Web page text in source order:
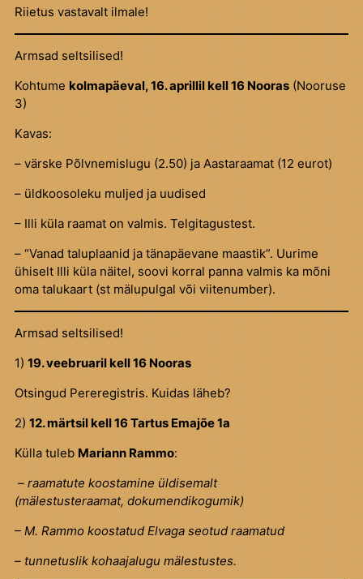
Riietus vastavalt ilmale!
Armsad seltsilised!
Kohtume kolmapäeval, 16. aprillil kell 16 Nooras(Nooruse
3)
Kavas:
– värske Põlvnemislugu (2.50) ja Aastaraamat (12 eurot)
– üldkoosoleku muljed ja uudised
– Illi küla raamat on valmis. Telgitagustest.
– “Vanad taluplaanid ja tänapäevane maastik”. Uurime
ühiselt Illi küla näitel, soovi korral panna valmis ka mõni
oma talukaart (st mälupulgal või viitenumber).
Armsad seltsilised!
1) 19. veebruaril kell 16 Nooras
Otsingud Pereregistris. Kuidas läheb?
2) 12. märtsil kell 16 Tartus Emajõe 1a
Külla tuleb Mariann Rammo:
– raamatute koostamine üldisemalt
(mälestusteraamat, dokumendikogumik)
– M. Rammo koostatud Elvaga seotud raamatud
– tunnetuslik kohaajalugu mälestustes.